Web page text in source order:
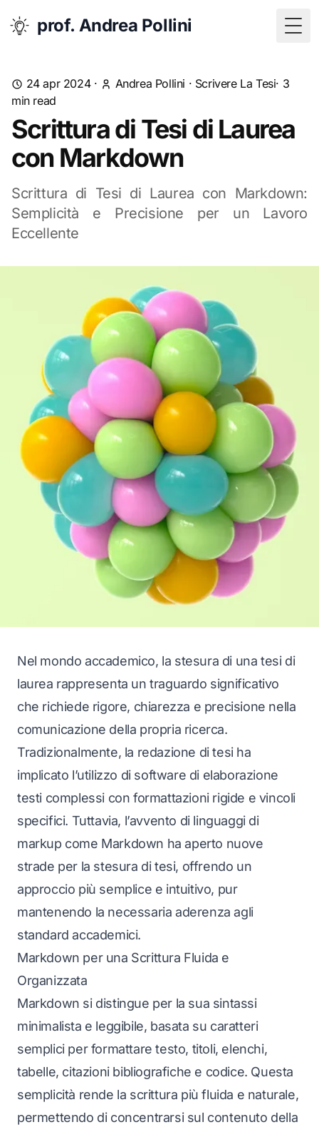
prof. Andrea Pollini
24 apr 2024· Andrea Pollini · Scrivere La Tesi· 3
min read
Scrittura di Tesi di Laurea
con Markdown
Scrittura di Tesi di Laurea con Markdown:
Semplicità e Precisione per un Lavoro
Eccellente
Nel mondo accademico, la stesura di una tesi di
laurea rappresenta un traguardo significativo
che richiede rigore, chiarezza e precisione nella
comunicazione della propria ricerca.
Tradizionalmente, la redazione di tesi ha
implicato l’utilizzo di software di elaborazione
testi complessi con formattazioni rigide e vincoli
specifici. Tuttavia, l’avvento di linguaggi di
markup come Markdown ha aperto nuove
strade per la stesura di tesi, offrendo un
approccio più semplice e intuitivo, pur
mantenendo la necessaria aderenza agli
standard accademici.
Markdown per una Scrittura Fluida e
Organizzata
Markdown si distingue per la sua sintassi
minimalista e leggibile, basata su caratteri
semplici per formattare testo, titoli, elenchi,
tabelle, citazioni bibliografiche e codice. Questa
semplicità rende la scrittura più fluida e naturale,
permettendo di concentrarsi sul contenuto della